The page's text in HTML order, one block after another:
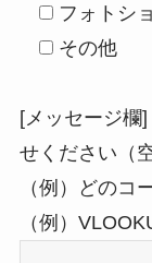
フォトシ
その他
[メッセージ欄
せください（
（例）どのコ
（例）